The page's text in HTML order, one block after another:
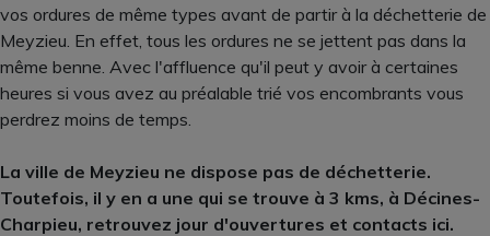
vos ordures de même types avant de partir à la déchetterie de
Meyzieu. En effet, tous les ordures ne se jettent pas dans la
même benne. Avec l'affluence qu'il peut y avoir à certaines
heures si vous avez au préalable trié vos encombrants vous
perdrez moins de temps.
La ville de Meyzieu ne dispose pas de déchetterie.
Toutefois, il y en a une qui se trouve à 3 kms, à Décines-
Charpieu, retrouvez jour d'ouvertures et contacts ici.